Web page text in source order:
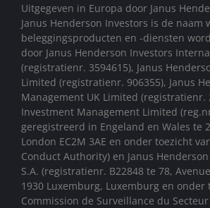
Uitgegeven in Europa door Janus
Janus Henderson Investors is de naam
beleggingsproducten en -diensten
door Janus Henderson Investors
(registratienr. 3594615), Janus
Limited (registratienr. 906355), Janus
Management UK Limited (registratienr.
Investment Management Limited
geregistreerd in Engeland en Wales te
London EC2M 3AE en onder toezicht
Conduct Authority) en Janus
S.A. (registratienr. B22848 te 78,
1930 Luxemburg, Luxemburg en onder
Commission de Surveillance du